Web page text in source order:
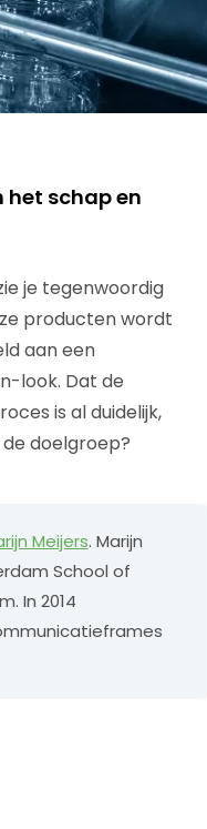
het schap en
je tegenwoordig
producten wordt
aan een
look. Dat de
is al duidelijk,
doelgroep?
Meijers. Marijn
School of
In 2014